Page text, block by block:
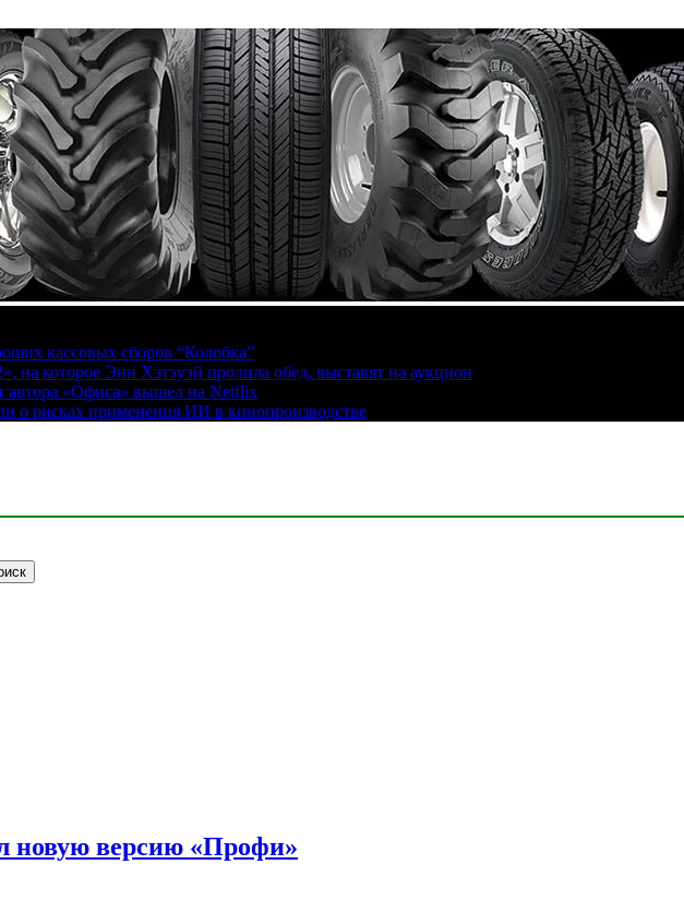
кассовых сборов “Колобка”
на которое Энн Хэтэуэй пролила обед, выставят на аукцион
автора «Офиса» вышел на Netflix
о рисках применения ИИ в кинопроизводстве
новую версию «Профи»